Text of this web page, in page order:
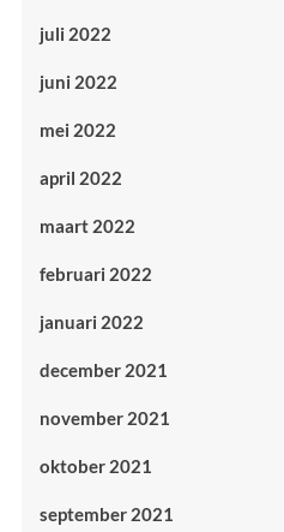
juli 2022
juni 2022
mei 2022
april 2022
maart 2022
februari 2022
januari 2022
december 2021
november 2021
oktober 2021
september 2021